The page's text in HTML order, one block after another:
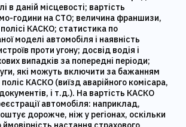
в даній місцевості; вартість
години на СТО; величина франшизи,
КАСКО; статистика по
моделі автомобіля і наявність
проти угону; досвід водія і
випадків за попередні періоди;
які можуть включити за бажанням
КАСКО (виїзд аварійного комісара,
і т.д.). На вартість КАСКО
автомобіля: наприклад,
дорожче, ніж у регіонах, оскільки